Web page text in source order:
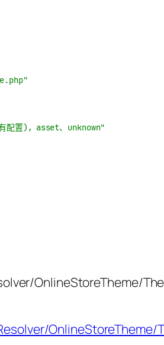
配置)，asset、unknown"
OnlineStoreTheme/